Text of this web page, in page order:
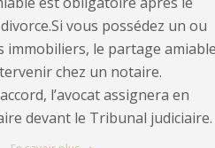
vous possédez un ou
immobiliers, le partage amiable
chez un notaire.
l’avocat assignera en
devant le Tribunal judiciaire.